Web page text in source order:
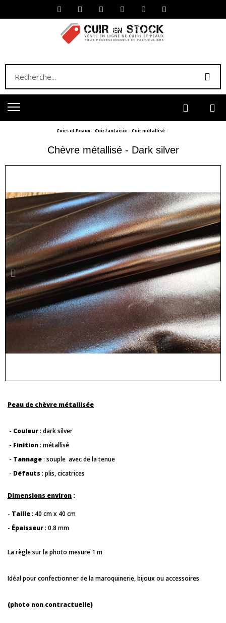
Cuirs et Peaux Cuir fantaisie Cuir métallisé
Chèvre métallisé - Dark silver
Peau de chèvre métallisée
- Couleur: dark silver
- Finition: métallisé
- Tannage: souple avec de la tenue
- Défauts : plis, cicatrices
Dimensions environ :
- Taille: 40 cm x 40 cm
- Épaisseur: 0.8 mm
La règle sur la photo mesure 1 m
Idéal pour confectionner de la maroquinerie, bijoux ou accessoires
(photo non contractuelle)